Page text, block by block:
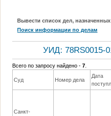
Вывести список дел, назначенных
Поиск информации по делам
УИД: 78RS0015-
Всего по запросу найдено -7
Суд Номер дела
Дата
Санкт-